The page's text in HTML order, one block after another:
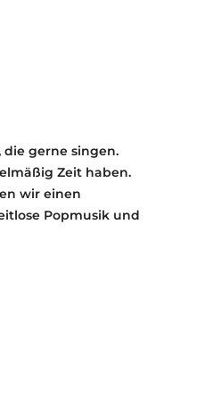
gerne singen.
Zeit haben.
wir einen
Popmusik und